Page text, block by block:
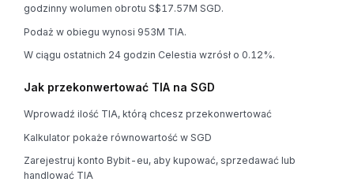
godzinny wolumen obrotu S$17.57M SGD.
Podaż w obiegu wynosi 953M TIA.
W ciągu ostatnich 24 godzin Celestia wzrósł o 0.12%.
Jak przekonwertować TIA na SGD
Wprowadź ilość TIA, którą chcesz przekonwertować
Kalkulator pokaże równowartość w SGD
Zarejestruj konto Bybit-eu, aby kupować, sprzedawać lub
handlować TIA